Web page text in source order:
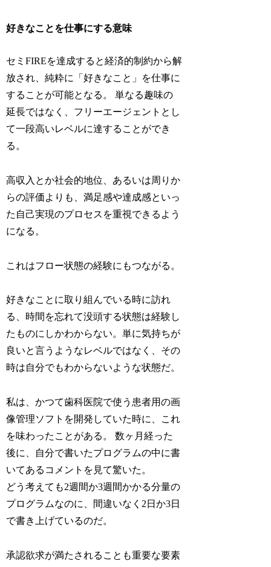
好きなことを仕事にする意味
セミFIREを達成すると経済的制約から解
放され、純粋に「好きなこと」を仕事に
することが可能となる。 単なる趣味の
延長ではなく、フリーエージェントとし
て一段高いレベルに達することができ
る。
高収入とか社会的地位、あるいは周りか
らの評価よりも、満足感や達成感といっ
た自己実現のプロセスを重視できるよう
になる。
これはフロー状態の経験にもつながる。
好きなことに取り組んでいる時に訪れ
る、時間を忘れて没頭する状態は経験し
たものにしかわからない。単に気持ちが
良いと言うようなレベルではなく、その
時は自分でもわからないような状態だ。
私は、かつて歯科医院で使う患者用の画
像管理ソフトを開発していた時に、これ
を味わったことがある。 数ヶ月経った
後に、自分で書いたプログラムの中に書
いてあるコメントを見て驚いた。
どう考えても2週間か3週間かかる分量の
プログラムなのに、間違いなく2日か3日
で書き上げているのだ。
承認欲求が満たされることも重要な要素